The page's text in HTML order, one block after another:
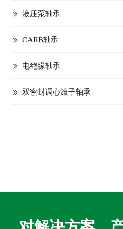
液压泵轴承
CARB轴承
电绝缘轴承
双密封调心滚子轴承